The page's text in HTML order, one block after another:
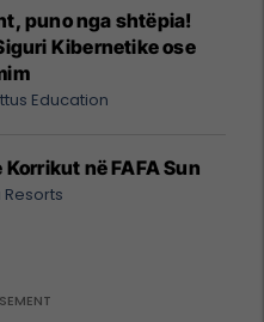
puno nga shtëpia!
Kibernetike ose
Education
Korrikut në FAFA Sun
Resorts